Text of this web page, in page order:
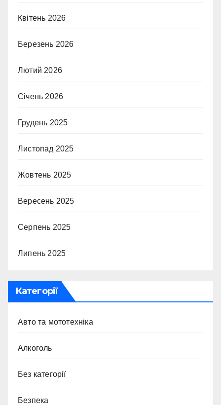
Квітень 2026
Березень 2026
Лютий 2026
Січень 2026
Грудень 2025
Листопад 2025
Жовтень 2025
Вересень 2025
Серпень 2025
Липень 2025
Категорії
Авто та мототехніка
Алкоголь
Без категорії
Безпека